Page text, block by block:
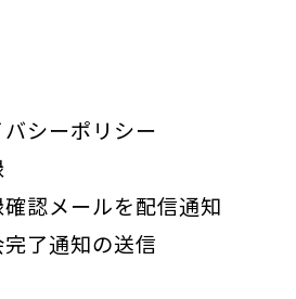
シーポリシー
認メールを配信通知
了通知の送信